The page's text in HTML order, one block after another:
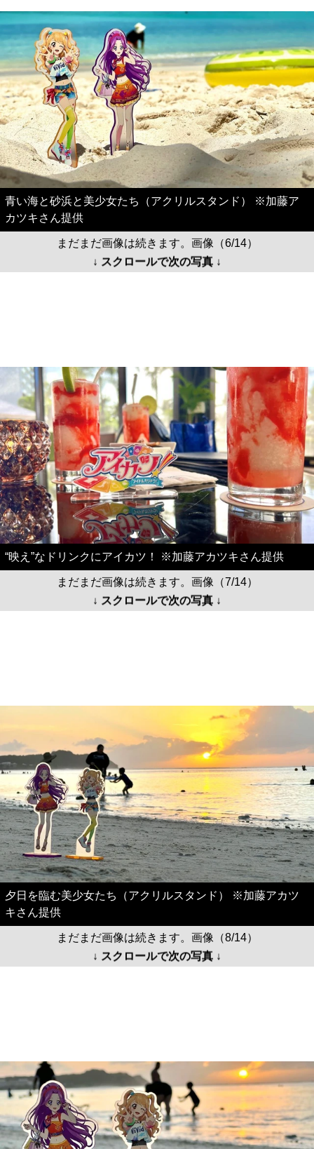
青い海と砂浜と美少女たち（アクリルスタンド） ※加藤ア
カツキさん提供
まだまだ画像は続きます。画像（6/14）
↓ スクロールで次の写真 ↓
“映え”なドリンクにアイカツ！ ※加藤アカツキさん提供
まだまだ画像は続きます。画像（7/14）
↓ スクロールで次の写真 ↓
夕日を臨む美少女たち（アクリルスタンド） ※加藤アカツ
キさん提供
まだまだ画像は続きます。画像（8/14）
↓ スクロールで次の写真 ↓